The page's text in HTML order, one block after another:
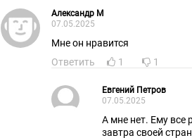
Александр М
07.05.2025
Мне он нравится
Ответить
1 1
Евгений Петров
07.05.2025
А мне нет. Ему все
завтра своей